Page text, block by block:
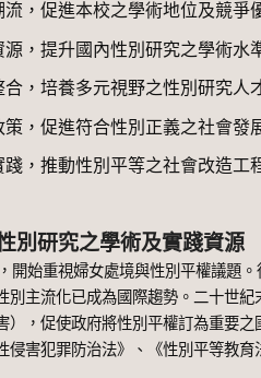
，促進本校之學術地位及競爭
，提升國內性別研究之學術水
，培養多元視野之性別研究人
，促進符合性別正義之社會發
，推動性別平等之社會改造工
別研究之學術及實踐資源
開始重視婦女處境與性別平權議題
主流化已成為國際趨勢。二十世
，促使政府將性別平權訂為重要
侵害犯罪防治法》、《性別平等教